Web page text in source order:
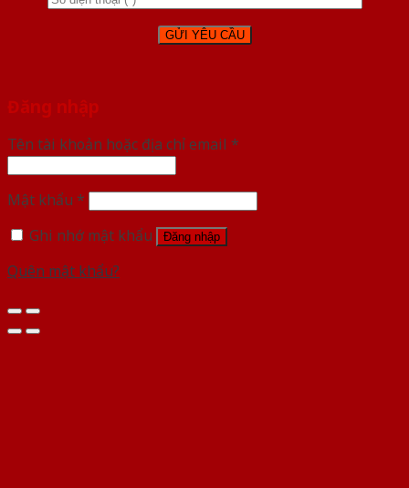
Đăng nhập
Tên tài khoản hoặc địa chỉ email *
Mật khẩu *
Ghi nhớ mật khẩu
Đăng nhập
Quên mật khẩu?